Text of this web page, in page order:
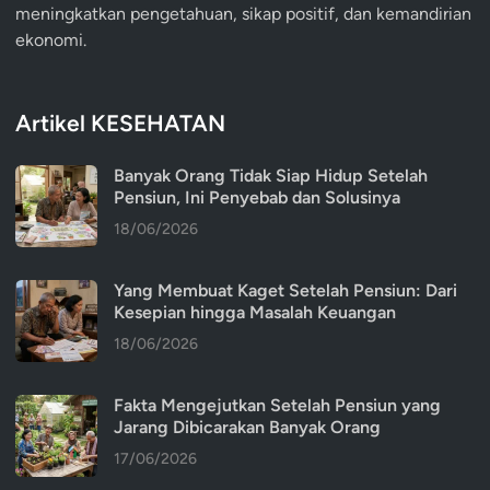
meningkatkan pengetahuan, sikap positif, dan kemandirian
ekonomi.
Artikel KESEHATAN
Banyak Orang Tidak Siap Hidup Setelah
Pensiun, Ini Penyebab dan Solusinya
18/06/2026
Yang Membuat Kaget Setelah Pensiun: Dari
Kesepian hingga Masalah Keuangan
18/06/2026
Fakta Mengejutkan Setelah Pensiun yang
Jarang Dibicarakan Banyak Orang
17/06/2026